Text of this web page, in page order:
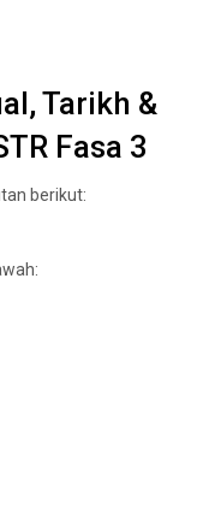
Tarikh &
Fasa 3
berikut: